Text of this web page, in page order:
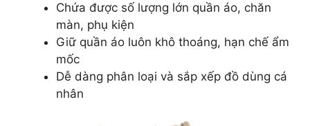
Chứa được số lượng lớn quần áo, chăn
màn, phụ kiện
Giữ quần áo luôn khô thoáng, hạn chế ẩm
mốc
Dễ dàng phân loại và sắp xếp đồ dùng cá
nhân